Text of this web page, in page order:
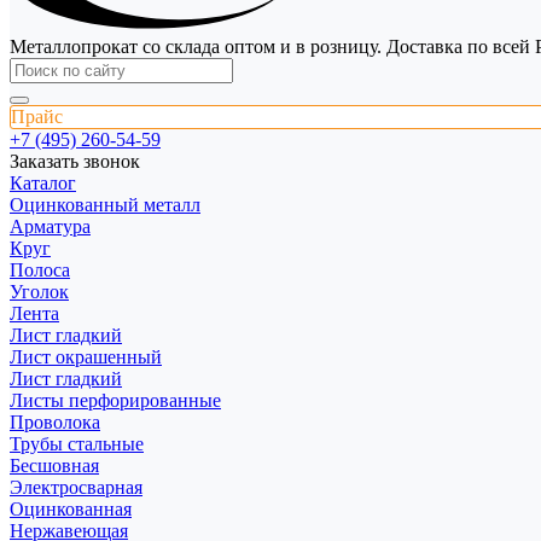
Металлопрокат со склада оптом и в розницу. Доставка по всей
Прайс
+7 (495) 260-54-59
Заказать звонок
Каталог
Оцинкованный металл
Арматура
Круг
Полоса
Уголок
Лента
Лист гладкий
Лист окрашенный
Лист гладкий
Листы перфорированные
Проволока
Трубы стальные
Бесшовная
Электросварная
Оцинкованная
Нержавеющая